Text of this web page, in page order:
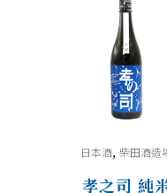
日本酒,柴田酒造
孝之司 純